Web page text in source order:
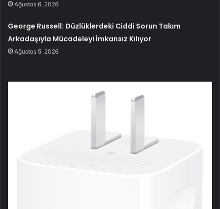
Ağustos 6, 2026
George Russell: Düzlüklerdeki Ciddi Sorun Takım
Arkadaşıyla Mücadeleyi İmkansız Kılıyor
Ağustos 5, 2026